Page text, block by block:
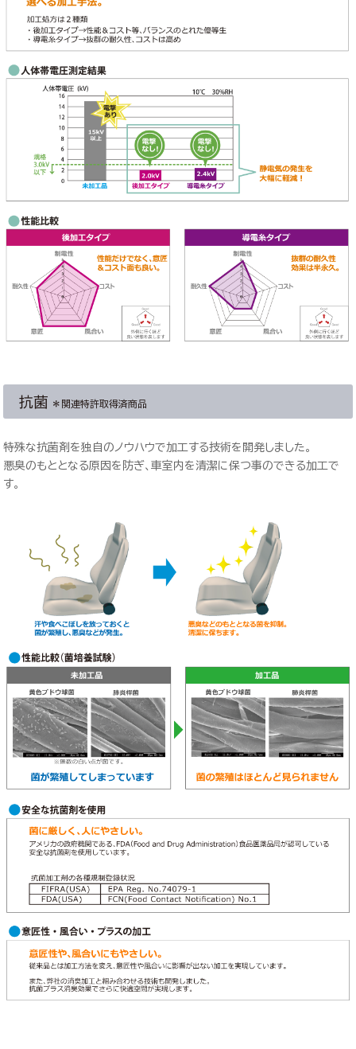
抗菌 ＊関連特許取得済商品
特殊な抗菌剤を独自のノウハウで加工する技術を開発しました。
悪臭のもととなる原因を防ぎ、車室内を清潔に保つ事のできる加工で
す。